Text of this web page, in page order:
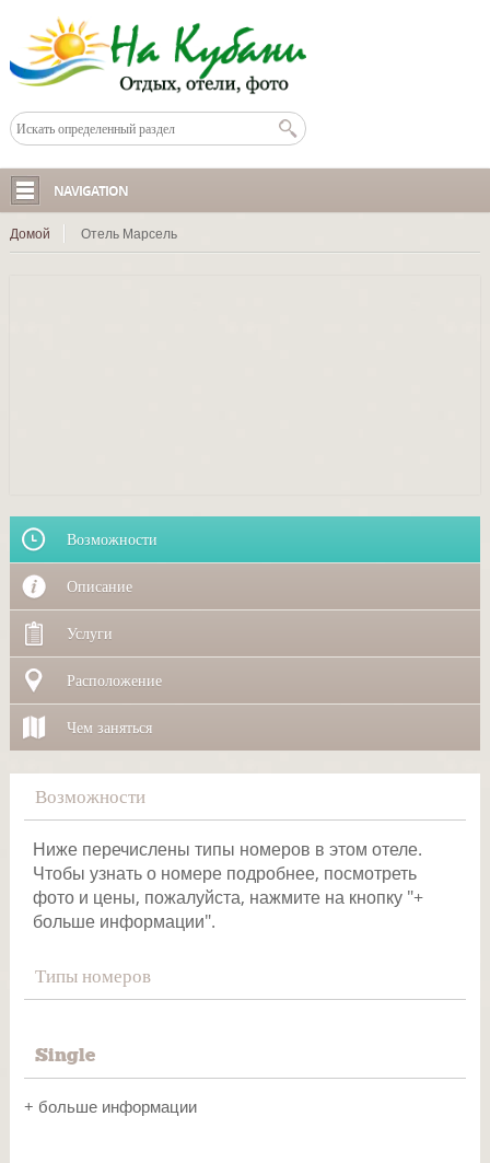
NAVIGATION
Домой Отель Марсель
Возможности
Описание
Услуги
Расположение
Чем заняться
Возможности
Ниже перечислены типы номеров в этом отеле.
Чтобы узнать о номере подробнее, посмотреть
фото и цены, пожалуйста, нажмите на кнопку "+
больше информации".
Типы номеров
Single
+ больше информации